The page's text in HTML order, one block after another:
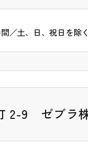
間／土、日、祝日を除く
2-9 ゼブラ